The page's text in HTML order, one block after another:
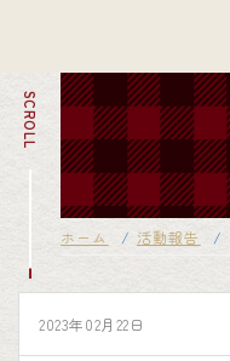
SCROLL
ホーム 活動報告
2023年02月22日